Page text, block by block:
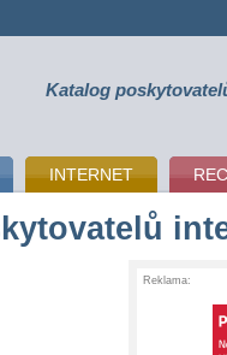
Katalog
INTERNET
Reklama: